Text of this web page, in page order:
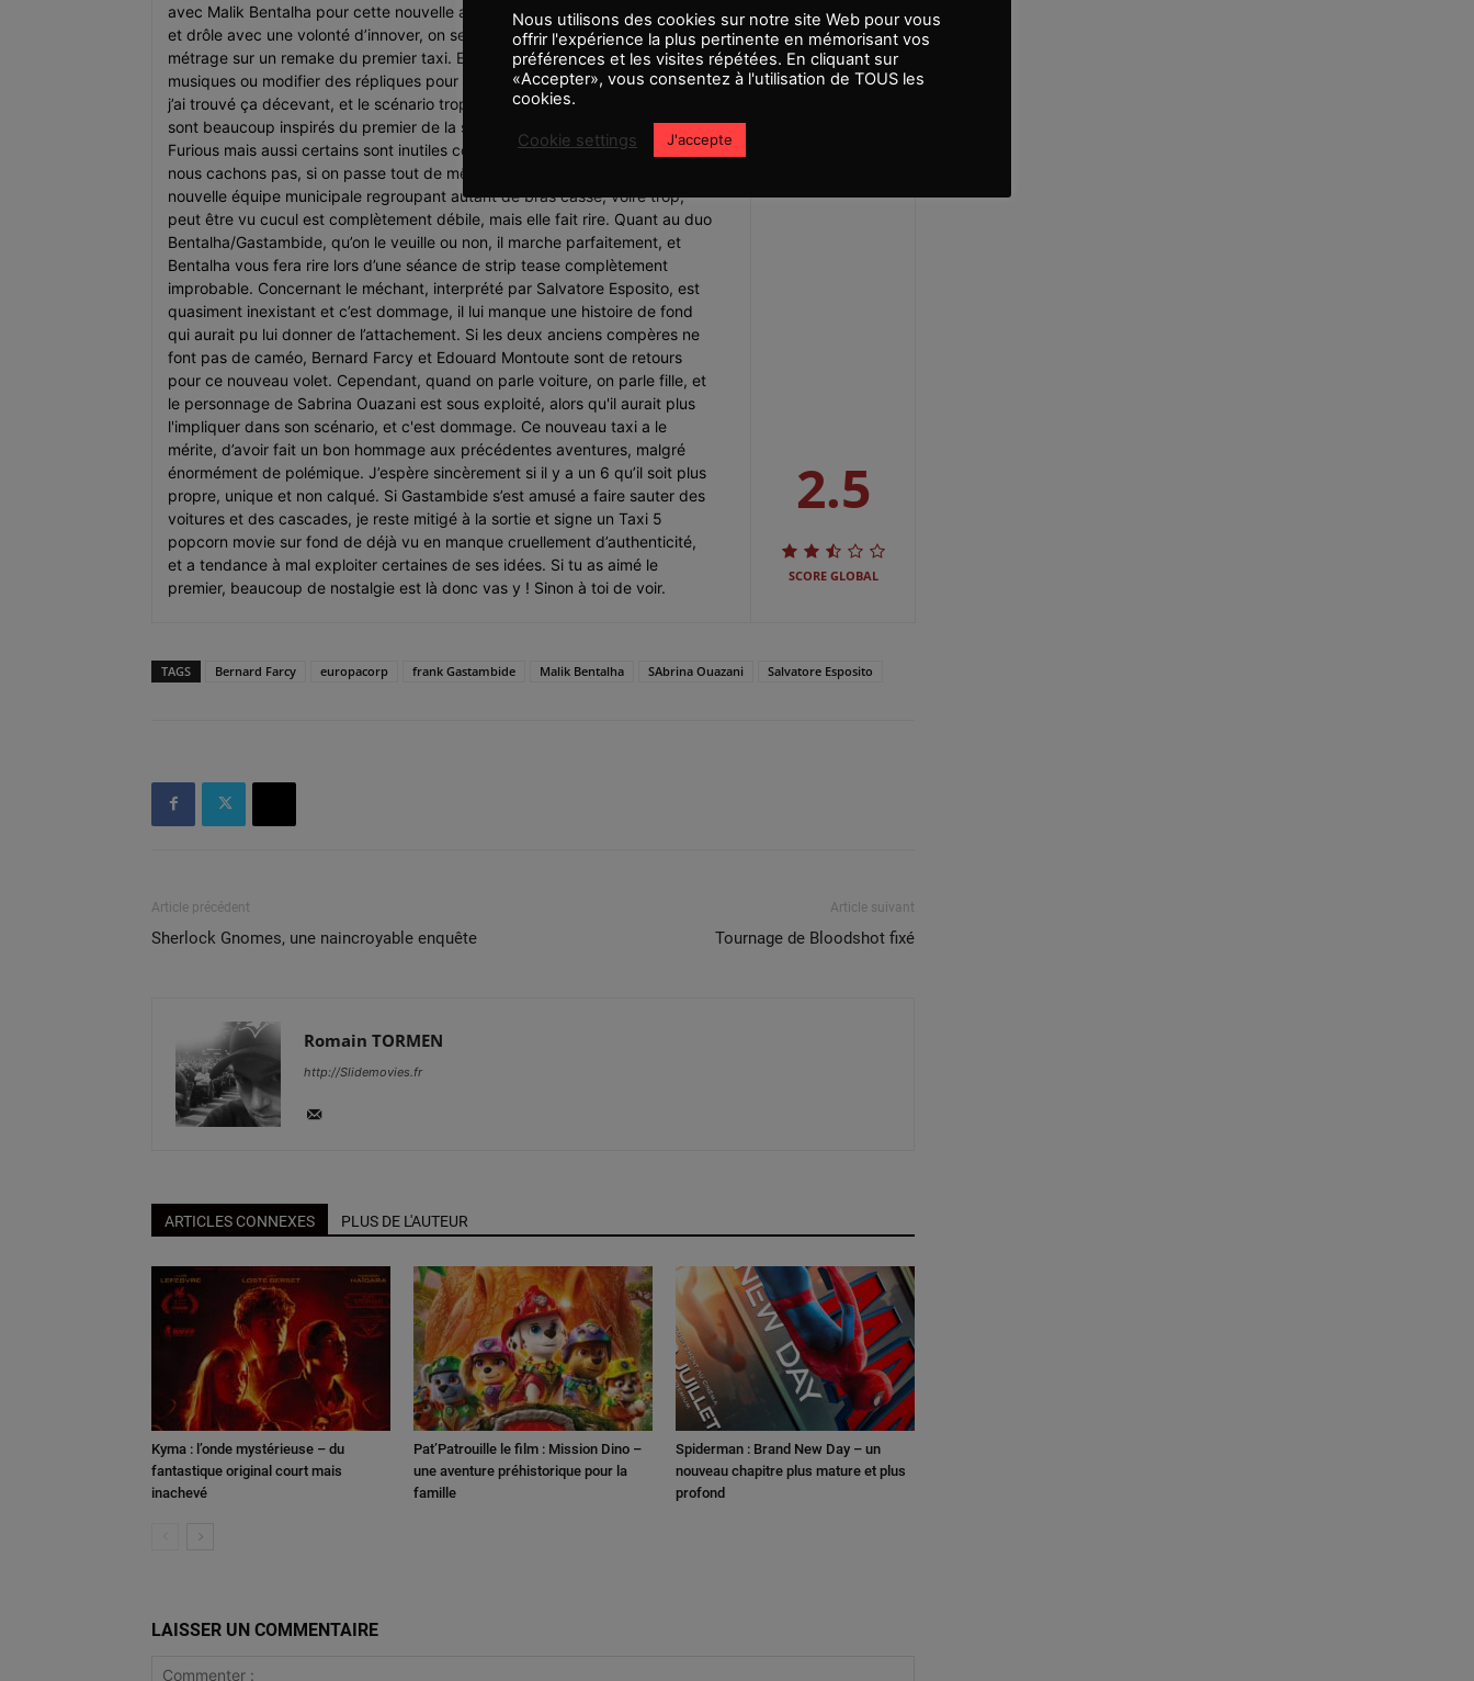
avec Malik Bentalha pour cette nouvelle aventure. Avec un début cohérent
et drôle avec une volonté d’innover, on se retrouve au fur à mesure du long
métrage sur un remake du premier taxi. Entre reprendre des dialogues, des
musiques ou modifier des répliques pour faire un semblant de renouveau,
j’ai trouvé ça décevant, et le scénario trop calqué. Certains plans, ou action,
sont beaucoup inspirés du premier de la saga, et aussi de celle de Fast &
Furious mais aussi certains sont inutiles comme un carambolage infini. Ne
nous cachons pas, si on passe tout de même un bon moment, cette
nouvelle équipe municipale regroupant autant de bras cassé, voire trop,
peut être vu cucul est complètement débile, mais elle fait rire. Quant au duo
Bentalha/Gastambide, qu’on le veuille ou non, il marche parfaitement, et
Bentalha vous fera rire lors d’une séance de strip tease complètement
improbable. Concernant le méchant, interprété par Salvatore Esposito, est
quasiment inexistant et c’est dommage, il lui manque une histoire de fond
qui aurait pu lui donner de l’attachement. Si les deux anciens compères ne
font pas de caméo, Bernard Farcy et Edouard Montoute sont de retours
pour ce nouveau volet. Cependant, quand on parle voiture, on parle fille, et
le personnage de Sabrina Ouazani est sous exploité, alors qu'il aurait plus
l'impliquer dans son scénario, et c'est dommage. Ce nouveau taxi a le
mérite, d’avoir fait un bon hommage aux précédentes aventures, malgré
énormément de polémique. J’espère sincèrement si il y a un 6 qu’il soit plus
propre, unique et non calqué. Si Gastambide s’est amusé a faire sauter des
voitures et des cascades, je reste mitigé à la sortie et signe un Taxi 5
popcorn movie sur fond de déjà vu en manque cruellement d’authenticité,
et a tendance à mal exploiter certaines de ses idées. Si tu as aimé le
premier, beaucoup de nostalgie est là donc vas y ! Sinon à toi de voir.
2.5
SCORE GLOBAL
TAGS Bernard Farcy europacorp frank Gastambide Malik Bentalha SAbrina Ouazani Salvatore Esposito
Article précédent
Sherlock Gnomes, une naincroyable enquête
Article suivant
Tournage de Bloodshot fixé
Romain TORMEN
http://Slidemovies.fr
ARTICLES CONNEXES PLUS DE L'AUTEUR
Kyma : l’onde mystérieuse – du
fantastique original court mais
inachevé
Pat’Patrouille le film : Mission Dino –
une aventure préhistorique pour la
famille
Spiderman : Brand New Day – un
nouveau chapitre plus mature et plus
profond
LAISSER UN COMMENTAIRE
Nous utilisons des cookies sur notre site Web pour vous
offrir l'expérience la plus pertinente en mémorisant vos
préférences et les visites répétées. En cliquant sur
«Accepter», vous consentez à l'utilisation de TOUS les
cookies.
Cookie settings J'accepte